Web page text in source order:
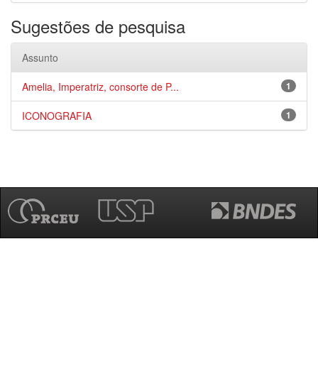
Sugestões de pesquisa
Assunto
1
Amelia, Imperatriz, consorte de P...
1
ICONOGRAFIA